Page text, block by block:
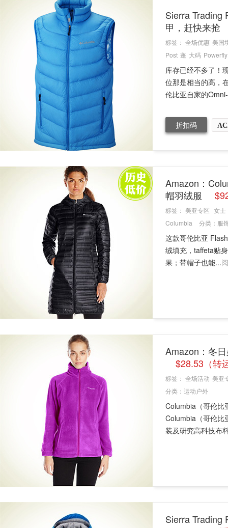
Sierra Trading
甲，赶快来抢
标签： 全场优惠 美国
Post 蓬 大码 Powerfly
库存已经不多了！
位那是相当的高，
伦比亚自家的
折扣码
Amazon：
帽羽绒服
标签： 美亚专区 女士
Columbia
分类： 服
这款哥伦比亚
绒填充，taffeta贴
果；带帽子也能...
Amazon：冬
$28.53（转
标签： 全场活动 美亚
分类： 运动户外
Columbia（哥伦比
Columbia（哥伦比
装及研究高科技布
Sierra Trading